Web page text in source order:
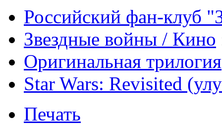
Российский фан-клуб
Звездные войны / Кино
Оригинальная трилогия
Star Wars: Revisited
Печать